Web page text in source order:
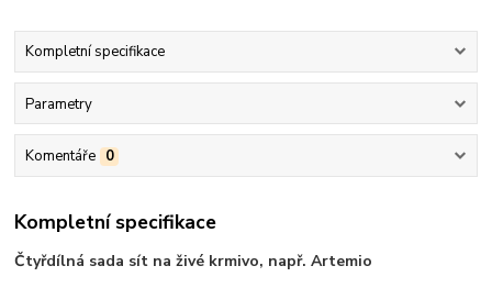
Kompletní specifikace
Parametry
Komentáře 0
Kompletní specifikace
Čtyřdílná sada sít na živé krmivo, např. Artemio